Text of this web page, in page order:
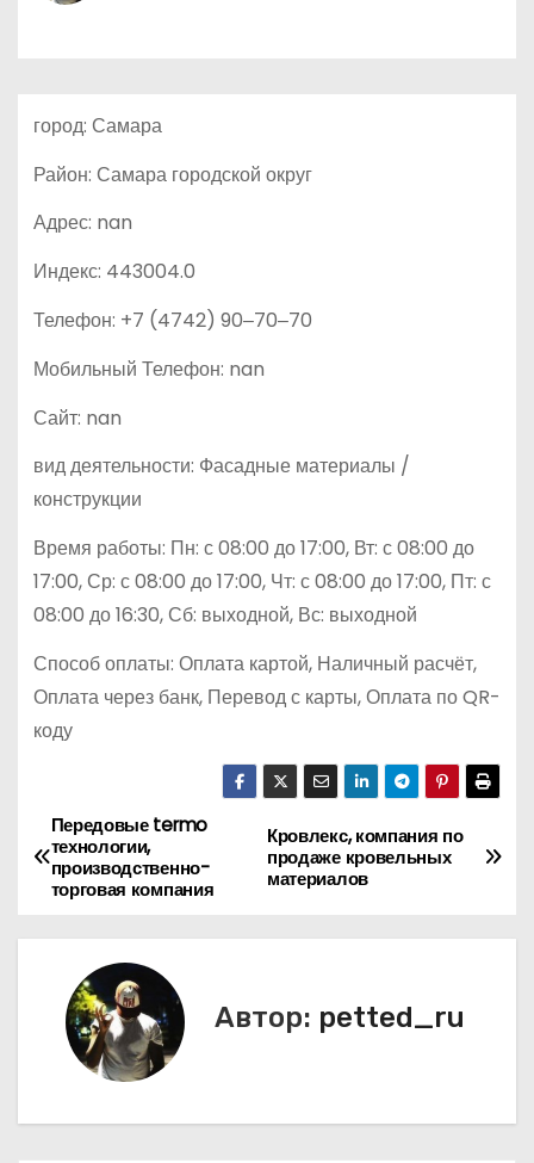
город: Самара
Район: Самара городской округ
Адрес: nan
Индекс: 443004.0
Телефон: +7 (4742) 90‒70‒70
Мобильный Телефон: nan
Сайт: nan
вид деятельности: Фасадные материалы /
конструкции
Время работы: Пн: с 08:00 до 17:00, Вт: с 08:00 до
17:00, Ср: с 08:00 до 17:00, Чт: с 08:00 до 17:00, Пт: с
08:00 до 16:30, Сб: выходной, Вс: выходной
Способ оплаты: Оплата картой, Наличный расчёт,
Оплата через банк, Перевод с карты, Оплата по QR-
коду
Н
а
в
ц
Кровлекс, компания по
продаже кровельных
материалов
Передовые termo
технологии,
производственно-
торговая компания
Автор: petted_ru